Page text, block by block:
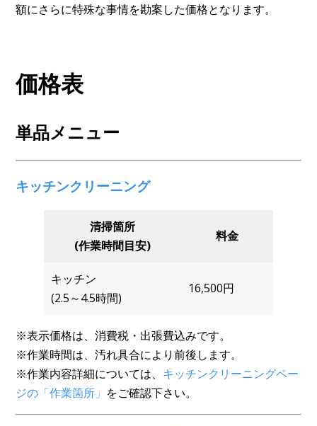
額にさらに特殊な事情を勘案した価格となります。
価格表
単品メニュー
キッチンクリーニング
清掃箇所
(作業時間目安)
料金
キッチン
(2.5～4.5時間)
16,500円
※表示価格は、消費税・出張費込みです。
※作業時間は、汚れ具合により前後します。
※作業内容詳細については、 キッチンクリーニングペー
ジの「作業箇所」 をご確認下さい。